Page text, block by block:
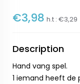
€3,98 h.t : €3,29
Description
Hand vang spel.
1 iemand heeft de